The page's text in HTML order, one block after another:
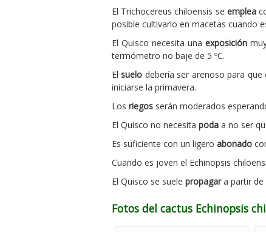
El Trichocereus chiloensis se emplea
posible cultivarlo en macetas cuando
El Quisco necesita unaexposición
termómetro no baje de 5 ºC.
Elsuelo debería ser arenoso para
iniciarse la primavera.
Los riegos serán moderados
El Quisco no necesita poda a no ser
Es suficiente con un ligero abonado
Cuando es joven el Echinopsis
El Quisco se suele propagara partir de
Fotos del cactus Echinopsis